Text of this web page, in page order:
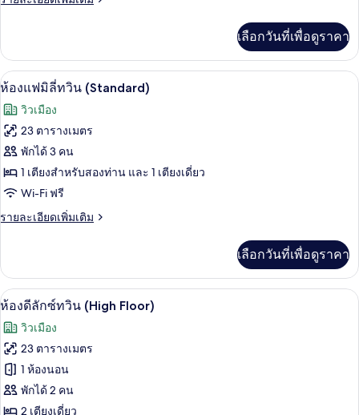
ซ์
(High
Floor)
เกี่ยว
กับ
ห้อง
ลัก
ซ์
(High
Floor)
เลือกวันที่เพื่อดูราคา
เปิด
ภาพถ่าย
ทั้งหมด
ของ
ห้อง
แฟ
มิ
ทวิน
(Standard)
เครื่องนอนระดับพรีเมียม, ตู้นิรภัยในห้
9
ห้องแฟมิลี่ทวิน (Standard)
วิวเมือง
23 ตารางเมตร
พักได้ 3 คน
1 เตียงสำหรับสองท่าน และ 1 เตียงเดี่ยว
Wi-Fi ฟรี
รายละเอียดเพิ่มเติม
ราย
เกี่ยว
กับ
ห้อง
มิ
ลี่
ทวิ
น
(Standard)
เลือกวันที่เพื่อดูราคา
เปิด
ภาพถ่าย
ทั้งหมด
ของ
ห้อง
เครื่องนอนระดับพรีเมียม, ตู้นิรภัยในห้
8
ห้องดีลักซ์ทวิน (High Floor)
วิวเมือง
23 ตารางเมตร
1 ห้องนอน
พักได้ 2 คน
2 เตียงเดี่ยว